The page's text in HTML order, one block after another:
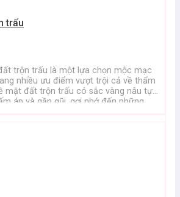
trấu
trộn trấu là một lựa chọn mộc mạc
nhiều ưu điểm vượt trội cả về thẩm
mặt đất trộn trấu có sắc vàng nâu tự
áp và gần gũi, gợi nhớ đến những